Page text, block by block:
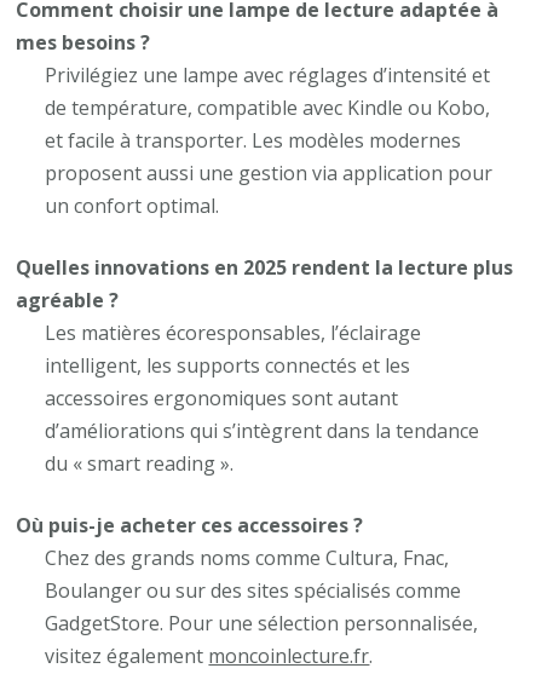
Comment choisir une lampe de lecture adaptée à
mes besoins ?
Privilégiez une lampe avec réglages d’intensité et
de température, compatible avec Kindle ou Kobo,
et facile à transporter. Les modèles modernes
proposent aussi une gestion via application pour
un confort optimal.
Quelles innovations en 2025 rendent la lecture plus
agréable ?
Les matières écoresponsables, l’éclairage
intelligent, les supports connectés et les
accessoires ergonomiques sont autant
d’améliorations qui s’intègrent dans la tendance
du « smart reading ».
Où puis-je acheter ces accessoires ?
Chez des grands noms comme Cultura, Fnac,
Boulanger ou sur des sites spécialisés comme
GadgetStore. Pour une sélection personnalisée,
visitez également moncoinlecture.fr.